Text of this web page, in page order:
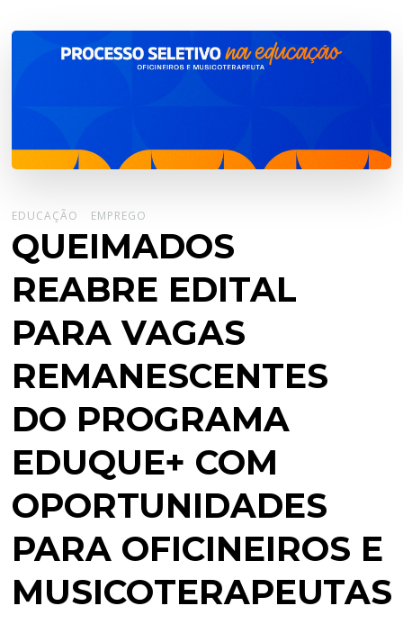
EDUCAÇÃO EMPREGO
QUEIMADOS
REABRE EDITAL
PARA VAGAS
REMANESCENTES
DO PROGRAMA
EDUQUE+ COM
OPORTUNIDADES
PARA OFICINEIROS E
MUSICOTERAPEUTAS